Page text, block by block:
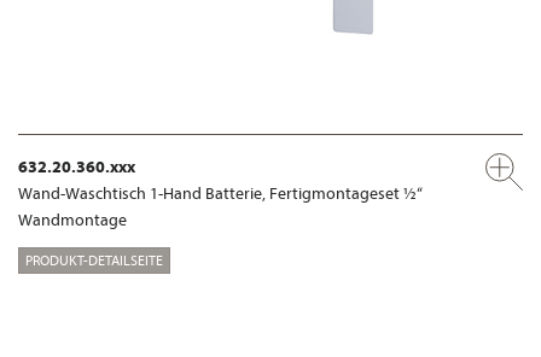
632.20.360.xxx
Wand-Waschtisch 1-Hand Batterie, Fertigmontageset ½“
Wandmontage
PRODUKT-DETAILSEITE